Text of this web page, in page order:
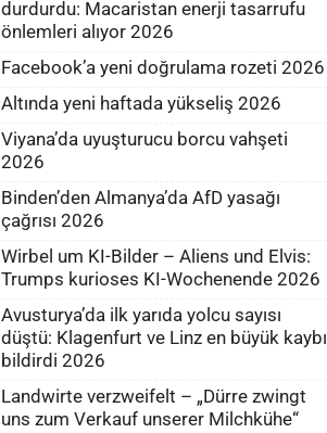
durdurdu: Macaristan enerji tasarrufu
önlemleri alıyor 2026
Facebook’a yeni doğrulama rozeti 2026
Altında yeni haftada yükseliş 2026
Viyana’da uyuşturucu borcu vahşeti
2026
Binden’den Almanya’da AfD yasağı
çağrısı 2026
Wirbel um KI-Bilder – Aliens und Elvis:
Trumps kurioses KI-Wochenende 2026
Avusturya’da ilk yarıda yolcu sayısı
düştü: Klagenfurt ve Linz en büyük kaybı
bildirdi 2026
Landwirte verzweifelt – „Dürre zwingt
uns zum Verkauf unserer Milchkühe“